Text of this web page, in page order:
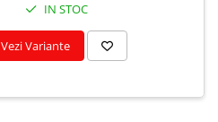
IN STOC
Vezi Variante